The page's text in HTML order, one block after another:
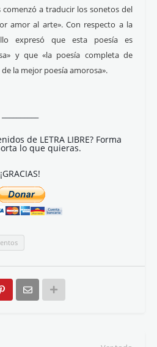
comenzó a traducir los sonetos del
amor al arte». Con respecto a la
expresó que esta poesía es
y que «la poesía completa de
la mejor poesía amorosa».
de LETRA LIBRE? Forma
lo que quieras.
¡GRACIAS!